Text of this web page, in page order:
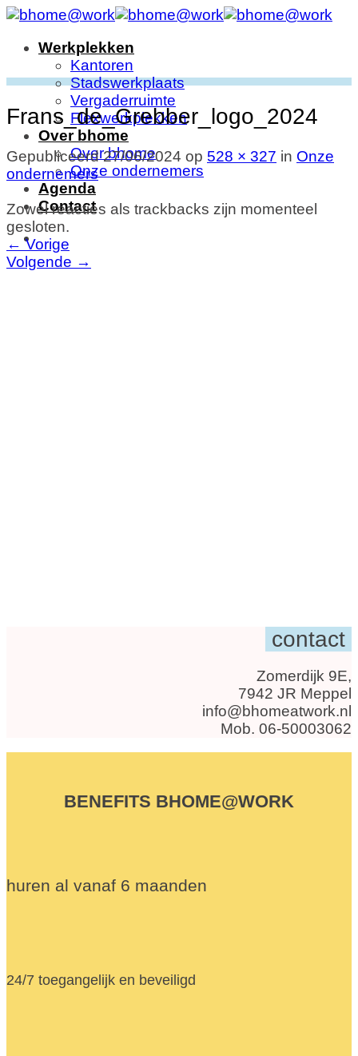
Ga
inhoudWerkplekken
Kantoren
Stadswerkplaats
Vergaderruimte
Flexwerkplekken
Over bhome
Over bhome
Onze ondernemers
Agenda
Contact
Frans_de_Grebber_logo_2024
Gepubliceerd27/06/2024 op 528 × 327 in Onze
ondernemers
Zowel reacties als trackbacks zijn momenteel
gesloten.
← Vorige
Volgende →
contact
Zomerdijk 9E,
7942 JR Meppel
info@bhomeatwork.nl
Mob. 06-50003062
BENEFITS BHOME@WORK
huren al vanaf 6 maanden
24/7 toegangelijk en beveiligd